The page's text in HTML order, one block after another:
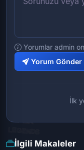
Yorumlar admin
Yorum Gönder
İlk
İlgili Makaleler